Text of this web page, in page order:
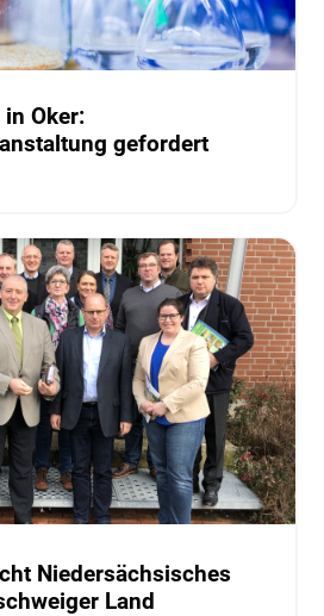
Oker:
gefordert
Niedersächsisches
Land